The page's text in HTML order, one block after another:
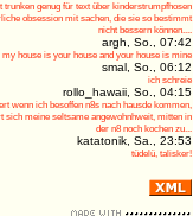
trunken genug für text über kinderstrumpfhosen
obsession mit sachen, die sie so bestimmt
nicht bessern können....
argh, So., 07:42
my house is your house and your house is mine
smal, So., 06:12
ich schreie
rollo_hawaii, So., 04:15
wenn ich besoffen n8s nach hausde kommen,
sich meine seltsame angewohnhweit, mitten in
der n8 noch kochen zu...
katatonik, Sa., 23:53
tüdelü, talisker!